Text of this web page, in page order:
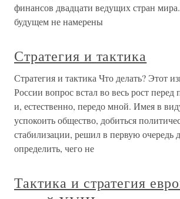
финансов двадцати ведущих стран
будущем не намерены
Стратегия и тактика
Стратегия и тактика Что делать? Этот
России вопрос встал во весь рост перед
и, естественно, передо мной. Имея в
успокоить общество, добиться
стабилизации, решил в первую очередь
определить, чего не
Тактика и стратегия